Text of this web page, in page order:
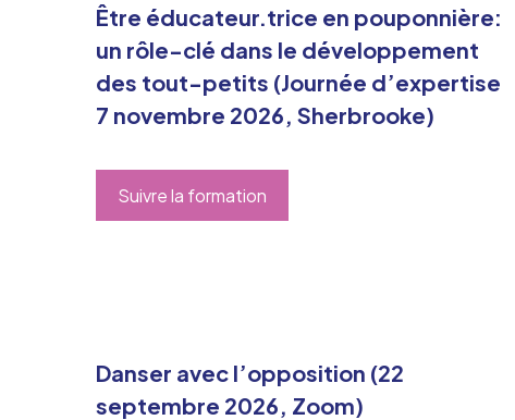
Être éducateur.trice en pouponnière:
un rôle-clé dans le développement
des tout-petits (Journée d’expertise
7 novembre 2026, Sherbrooke)
Suivre la formation
Danser avec l’opposition (22
septembre 2026, Zoom)